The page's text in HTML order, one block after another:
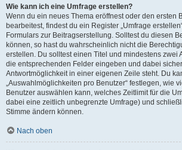
Wie kann ich eine Umfrage erstellen?
Wenn du ein neues Thema eröffnest oder den ersten
bearbeitest, findest du ein Register „Umfrage
Formulars zur Beitragserstellung. Solltest du diesen
können, so hast du wahrscheinlich nicht die
erstellen. Du solltest einen Titel und mindestens zwei
die entsprechenden Felder eingeben und dabei
Antwortmöglichkeit in einer eigenen Zeile steht. Du
„Auswahlmöglichkeiten pro Benutzer“ festlegen, wie
Benutzer auswählen kann, welches Zeitlimit für die
dabei eine zeitlich unbegrenzte Umfrage) und
Stimme ändern können.
Nach oben